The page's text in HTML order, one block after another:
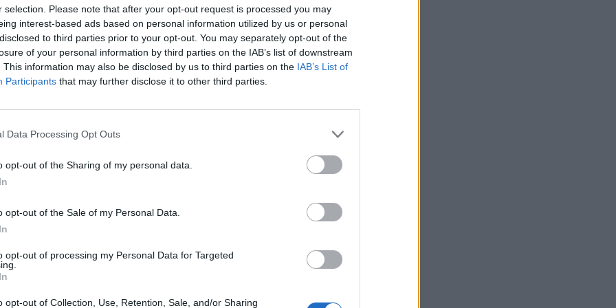
selection. Please note that after your opt-out request is processed you may
interest-based ads based on personal information utilized by us or personal
to third parties prior to your opt-out. You may separately opt-out of the
of your personal information by third parties on the IAB’s list of downstream
This information may also be disclosed by us to third parties on the IAB’s List of
Participants that may further disclose it to other third parties.
Data Processing Opt Outs
opt-out of the Sharing of my personal data.
opt-out of the Sale of my Personal Data.
opt-out of processing my Personal Data for Targeted
opt-out of Collection, Use, Retention, Sale, and/or Sharing
em Munique,
na China será